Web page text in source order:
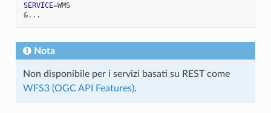
SERVICE=
WMS
&
Nota
Non disponibile per i servizi basati su REST come
WFS3 (OGC API Features).